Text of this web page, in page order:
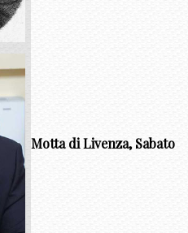
Motta di Livenza, Sabato